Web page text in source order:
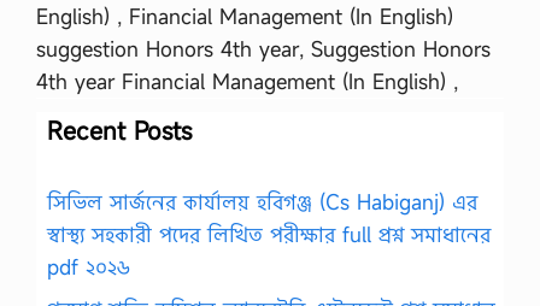
English) , Financial Management (In English)
suggestion Honors 4th year, Suggestion Honors
4th year Financial Management (In English) ,
Recent Posts
সিভিল সার্জনের কার্যালয় হবিগঞ্জ (Cs Habiganj) এর
স্বাস্থ্য সহকারী পদের লিখিত পরীক্ষার full প্রশ্ন সমাধানের
pdf ২০২৬